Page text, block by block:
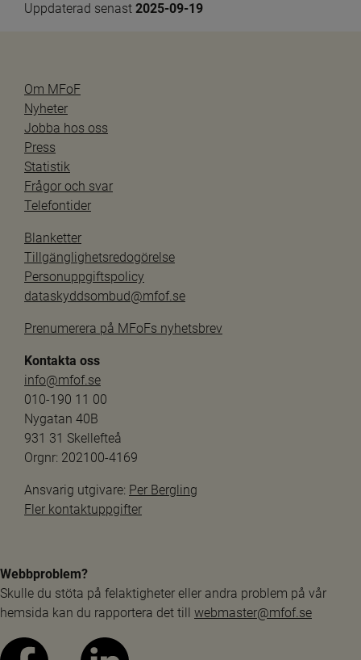
Uppdaterad senast 2025-09-19
Om MFoF
Nyheter
Jobba hos oss
Press
Statistik
Frågor och svar
Telefontider
Blanketter
Tillgänglighetsredogörelse
Personuppgiftspolicy
dataskyddsombud@mfof.se
Prenumerera på MFoFs nyhetsbrev
Kontakta oss
info@mfof.se
010-190 11 00
Nygatan 40B
931 31 Skellefteå
Orgnr: 202100-4169
Ansvarig utgivare: Per Bergling
Fler kontaktuppgifter
Webbproblem?
Skulle du stöta på felaktigheter eller andra problem på vår
hemsida kan du rapportera det till webmaster@mfof.se